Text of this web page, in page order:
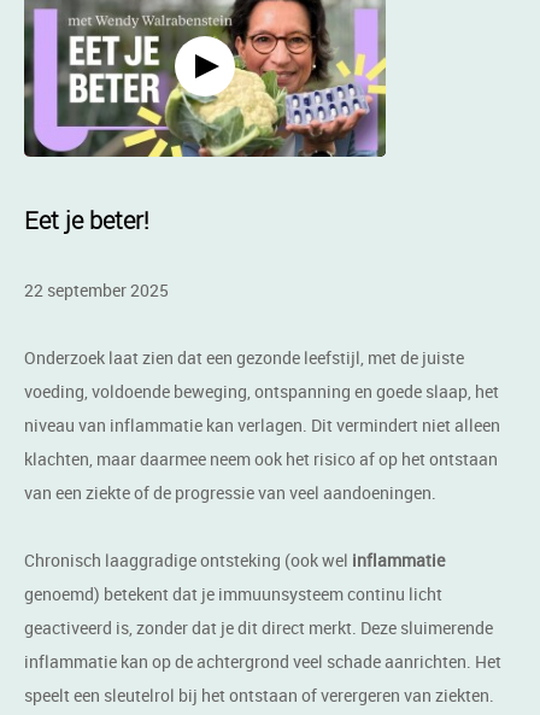
Eet je beter!
22 september 2025
Onderzoek laat zien dat een gezonde leefstijl, met de juiste
voeding, voldoende beweging, ontspanning en goede slaap, het
niveau van inflammatie kan verlagen. Dit vermindert niet alleen
klachten, maar daarmee neem ook het risico af op het ontstaan
van een ziekte of de progressie van veel aandoeningen.
Chronisch laaggradige ontsteking (ook wel inflammatie
genoemd) betekent dat je immuunsysteem continu licht
geactiveerd is, zonder dat je dit direct merkt. Deze sluimerende
inflammatie kan op de achtergrond veel schade aanrichten. Het
speelt een sleutelrol bij het ontstaan of verergeren van ziekten.